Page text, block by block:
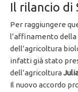
Il rilancio di
Per raggiungere
l’affinamento
dell’agricoltura
infatti già stato
dell’agricoltura
Il nuovo accordo